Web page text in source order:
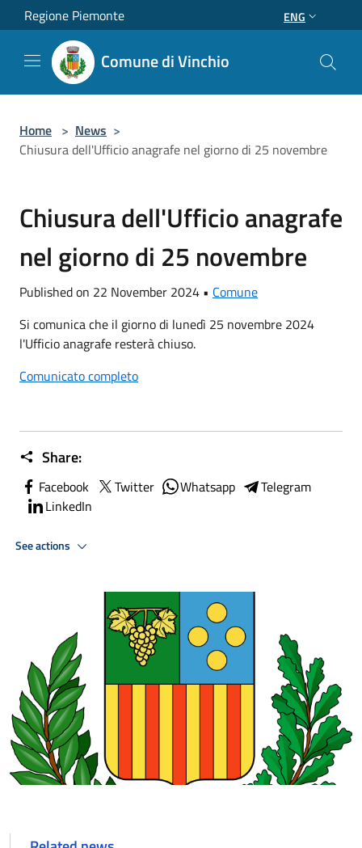
Salta al contenuto principale
Regione Piemonte ENG
Comune di Vinchio
Home > News >
Chiusura dell'Ufficio anagrafe nel giorno di 25 novembre
Chiusura dell'Ufficio anagrafe
nel giorno di 25 novembre
Published on 22 November 2024 • Comune
Si comunica che il giorno di lunedì 25 novembre 2024
l'Ufficio anagrafe resterà chiuso.
Comunicato completo
Share:
Facebook Twitter Whatsapp
Telegram
LinkedIn
See actions